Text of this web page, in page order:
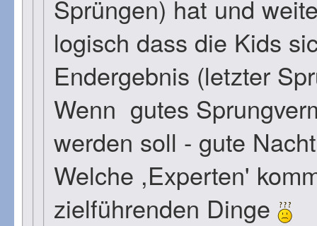
Sprüngen) hat und
logisch dass die Kids
Endergebnis (letzter
Wenn gutes
werden soll - gute
Welche ,Experten'
zielführenden Dinge